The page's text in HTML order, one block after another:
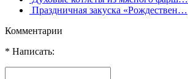
Праздничная закуска «Рождествен…
Комментарии
* Написать: